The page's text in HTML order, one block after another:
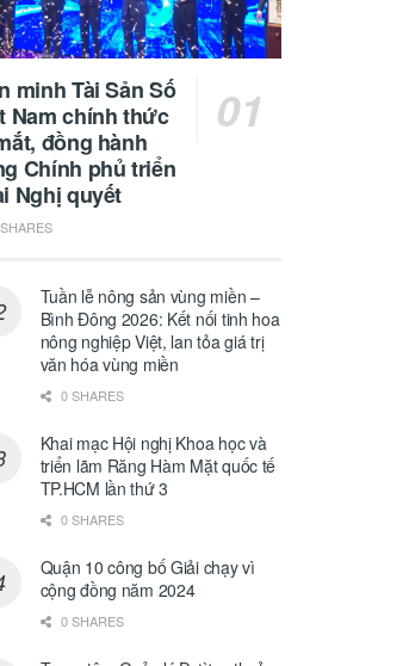
minh Tài Sản Số
Nam chính thức
đồng hành
Chính phủ triển
Nghị quyết
Tuần lễ nông sản vùng miền –
Bình Đông 2026: Kết nối tinh hoa
nông nghiệp Việt, lan tỏa giá trị
văn hóa vùng miền
0 SHARES
Khai mạc Hội nghị Khoa học và
triển lãm Răng Hàm Mặt quốc tế
TP.HCM lần thứ 3
0 SHARES
Quận 10 công bố Giải chạy vì
cộng đồng năm 2024
0 SHARES